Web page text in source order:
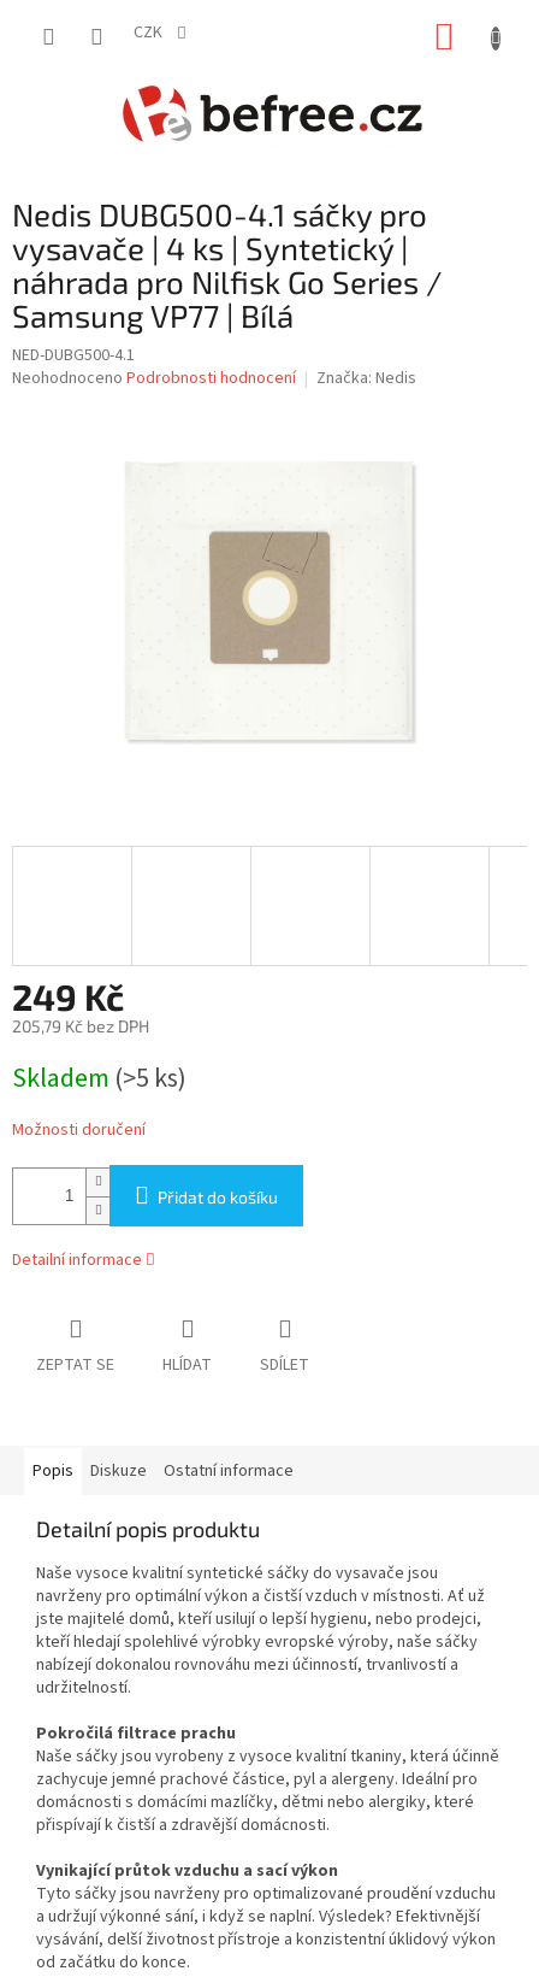
CZK
Nedis DUBG500-4.1 sáčky pro
vysavače | 4 ks | Syntetický |
náhrada pro Nilfisk Go Series /
Samsung VP77 | Bílá
NED-DUBG500-4.1
Průměrné
Neohodnoceno Podrobnosti hodnocení Značka: Nedis
249 Kč
205,79 Kč bez DPH
cena:
Skladem (>5 ks)
Možnosti doručení
Přidat do košíku
Detailní informace
ZEPTAT SE HLÍDAT SDÍLET
Popis Diskuze Ostatní informace
Detailní popis produktu
Naše vysoce kvalitní syntetické sáčky do vysavače jsou
navrženy pro optimální výkon a čistší vzduch v místnosti. Ať už
jste majitelé domů, kteří usilují o lepší hygienu, nebo prodejci,
kteří hledají spolehlivé výrobky evropské výroby, naše sáčky
nabízejí dokonalou rovnováhu mezi účinností, trvanlivostí a
udržitelností.
Pokročilá filtrace prachu
Naše sáčky jsou vyrobeny z vysoce kvalitní tkaniny, která účinně
zachycuje jemné prachové částice, pyl a alergeny. Ideální pro
domácnosti s domácími mazlíčky, dětmi nebo alergiky, které
přispívají k čistší a zdravější domácnosti.
Vynikající průtok vzduchu a sací výkon
Tyto sáčky jsou navrženy pro optimalizované proudění vzduchu
a udržují výkonné sání, i když se naplní. Výsledek? Efektivnější
vysávání, delší životnost přístroje a konzistentní úklidový výkon
od začátku do konce.